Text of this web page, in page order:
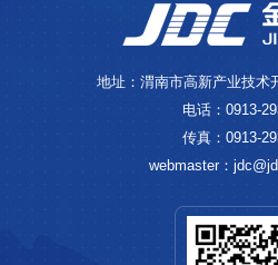
地址：渭南市高新产业技术
电话：0913-
传真：0913-
webmaster：